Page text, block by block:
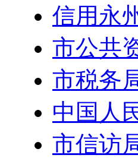
信用永
市公共
市税务
中国人
市信访